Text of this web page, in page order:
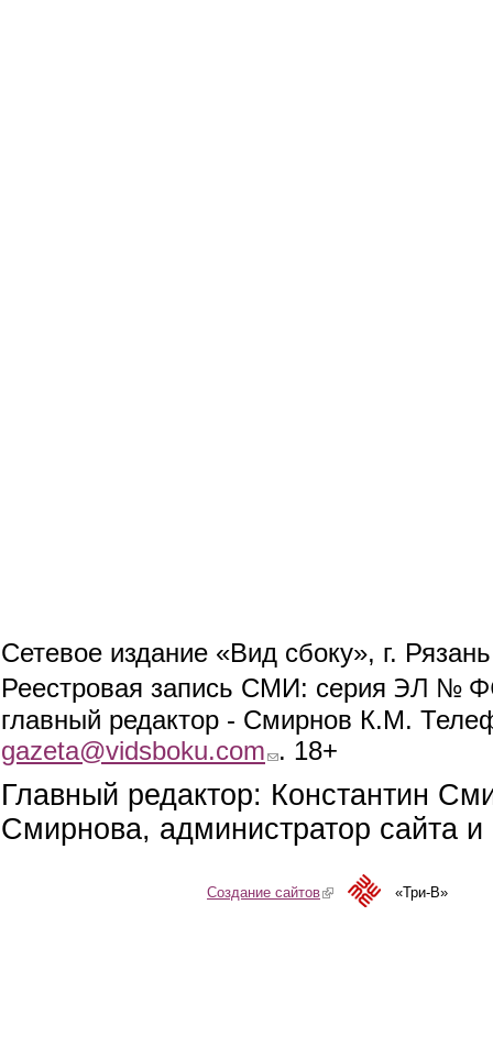
Сетевое издание «Вид сбоку», г.
Реестровая запись СМИ: серия ЭЛ №
главный редактор - Смирнов К.М.
gazeta@vidsboku.com (link sends e-mail)
. 18+
Главный редактор: Константин
Смирнова, администратор сайта
Создание сайтов(link is external)«Три-В»